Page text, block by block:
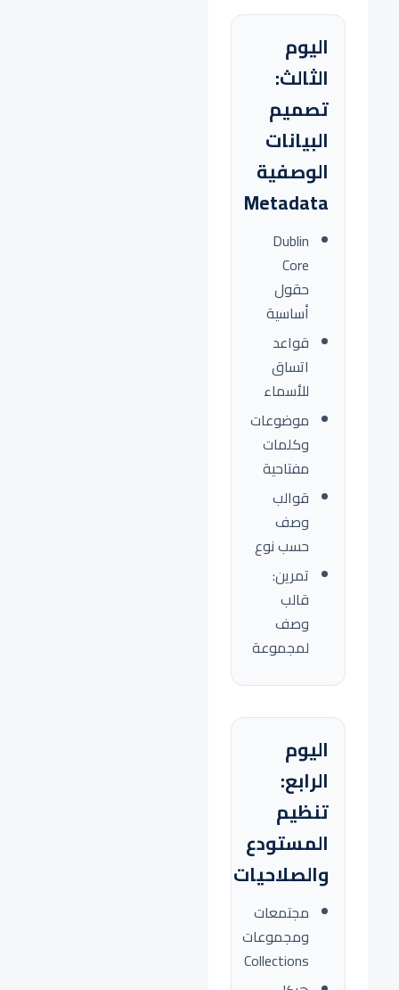
اليوم
الثالث:
تصميم
البيانات
الوصفية
Metadata
Dublin
Core
حقول
أساسية
قواعد
اتساق
للأسماء
موضوعات
وكلمات
مفتاحية
قوالب
وصف
حسب نوع
تمرين:
قالب
وصف
لمجموعة
اليوم
الرابع:
تنظيم
المستودع
والصلاحيات
مجتمعات
ومجموعات
Collections